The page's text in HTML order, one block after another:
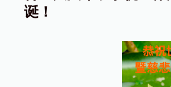
诞！